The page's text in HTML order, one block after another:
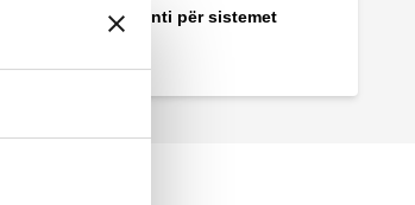
Mbajtës instrumenti për sistemet